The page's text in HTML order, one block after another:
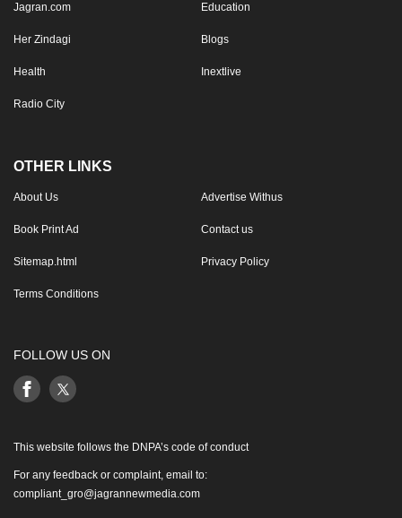
Jagran.com Education
Her Zindagi Blogs
Health Inextlive
Radio City
OTHER LINKS
About Us Advertise Withus
Book Print Ad Contact us
Sitemap.html Privacy Policy
Terms Conditions
FOLLOW US ON
This website follows the DNPA’s code of conduct
For any feedback or complaint, email to:
compliant_gro@jagrannewmedia.com